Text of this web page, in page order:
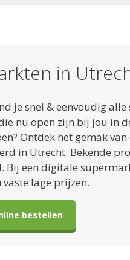
in
je snel & eenvoudig
nu open zijn bij jou in
Ontdek het gemak
in Utrecht. Bekende
een digitale
lage prijzen.
bestellen